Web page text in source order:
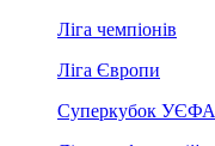
Ліга чемпіонів
Ліга Європи
Суперкубок УЄФА